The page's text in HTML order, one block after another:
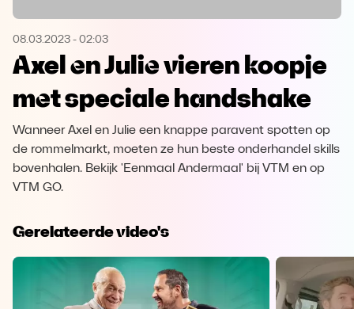
Microsoft Edge Download
Opera Download
08.03.2023 - 02:03
Axel en Julie vieren koopje
met speciale handshake
Wanneer Axel en Julie een knappe paravent spotten op
de rommelmarkt, moeten ze hun beste onderhandel skills
bovenhalen. Bekijk 'Eenmaal Andermaal' bij VTM en op
VTM GO.
Gerelateerde video's